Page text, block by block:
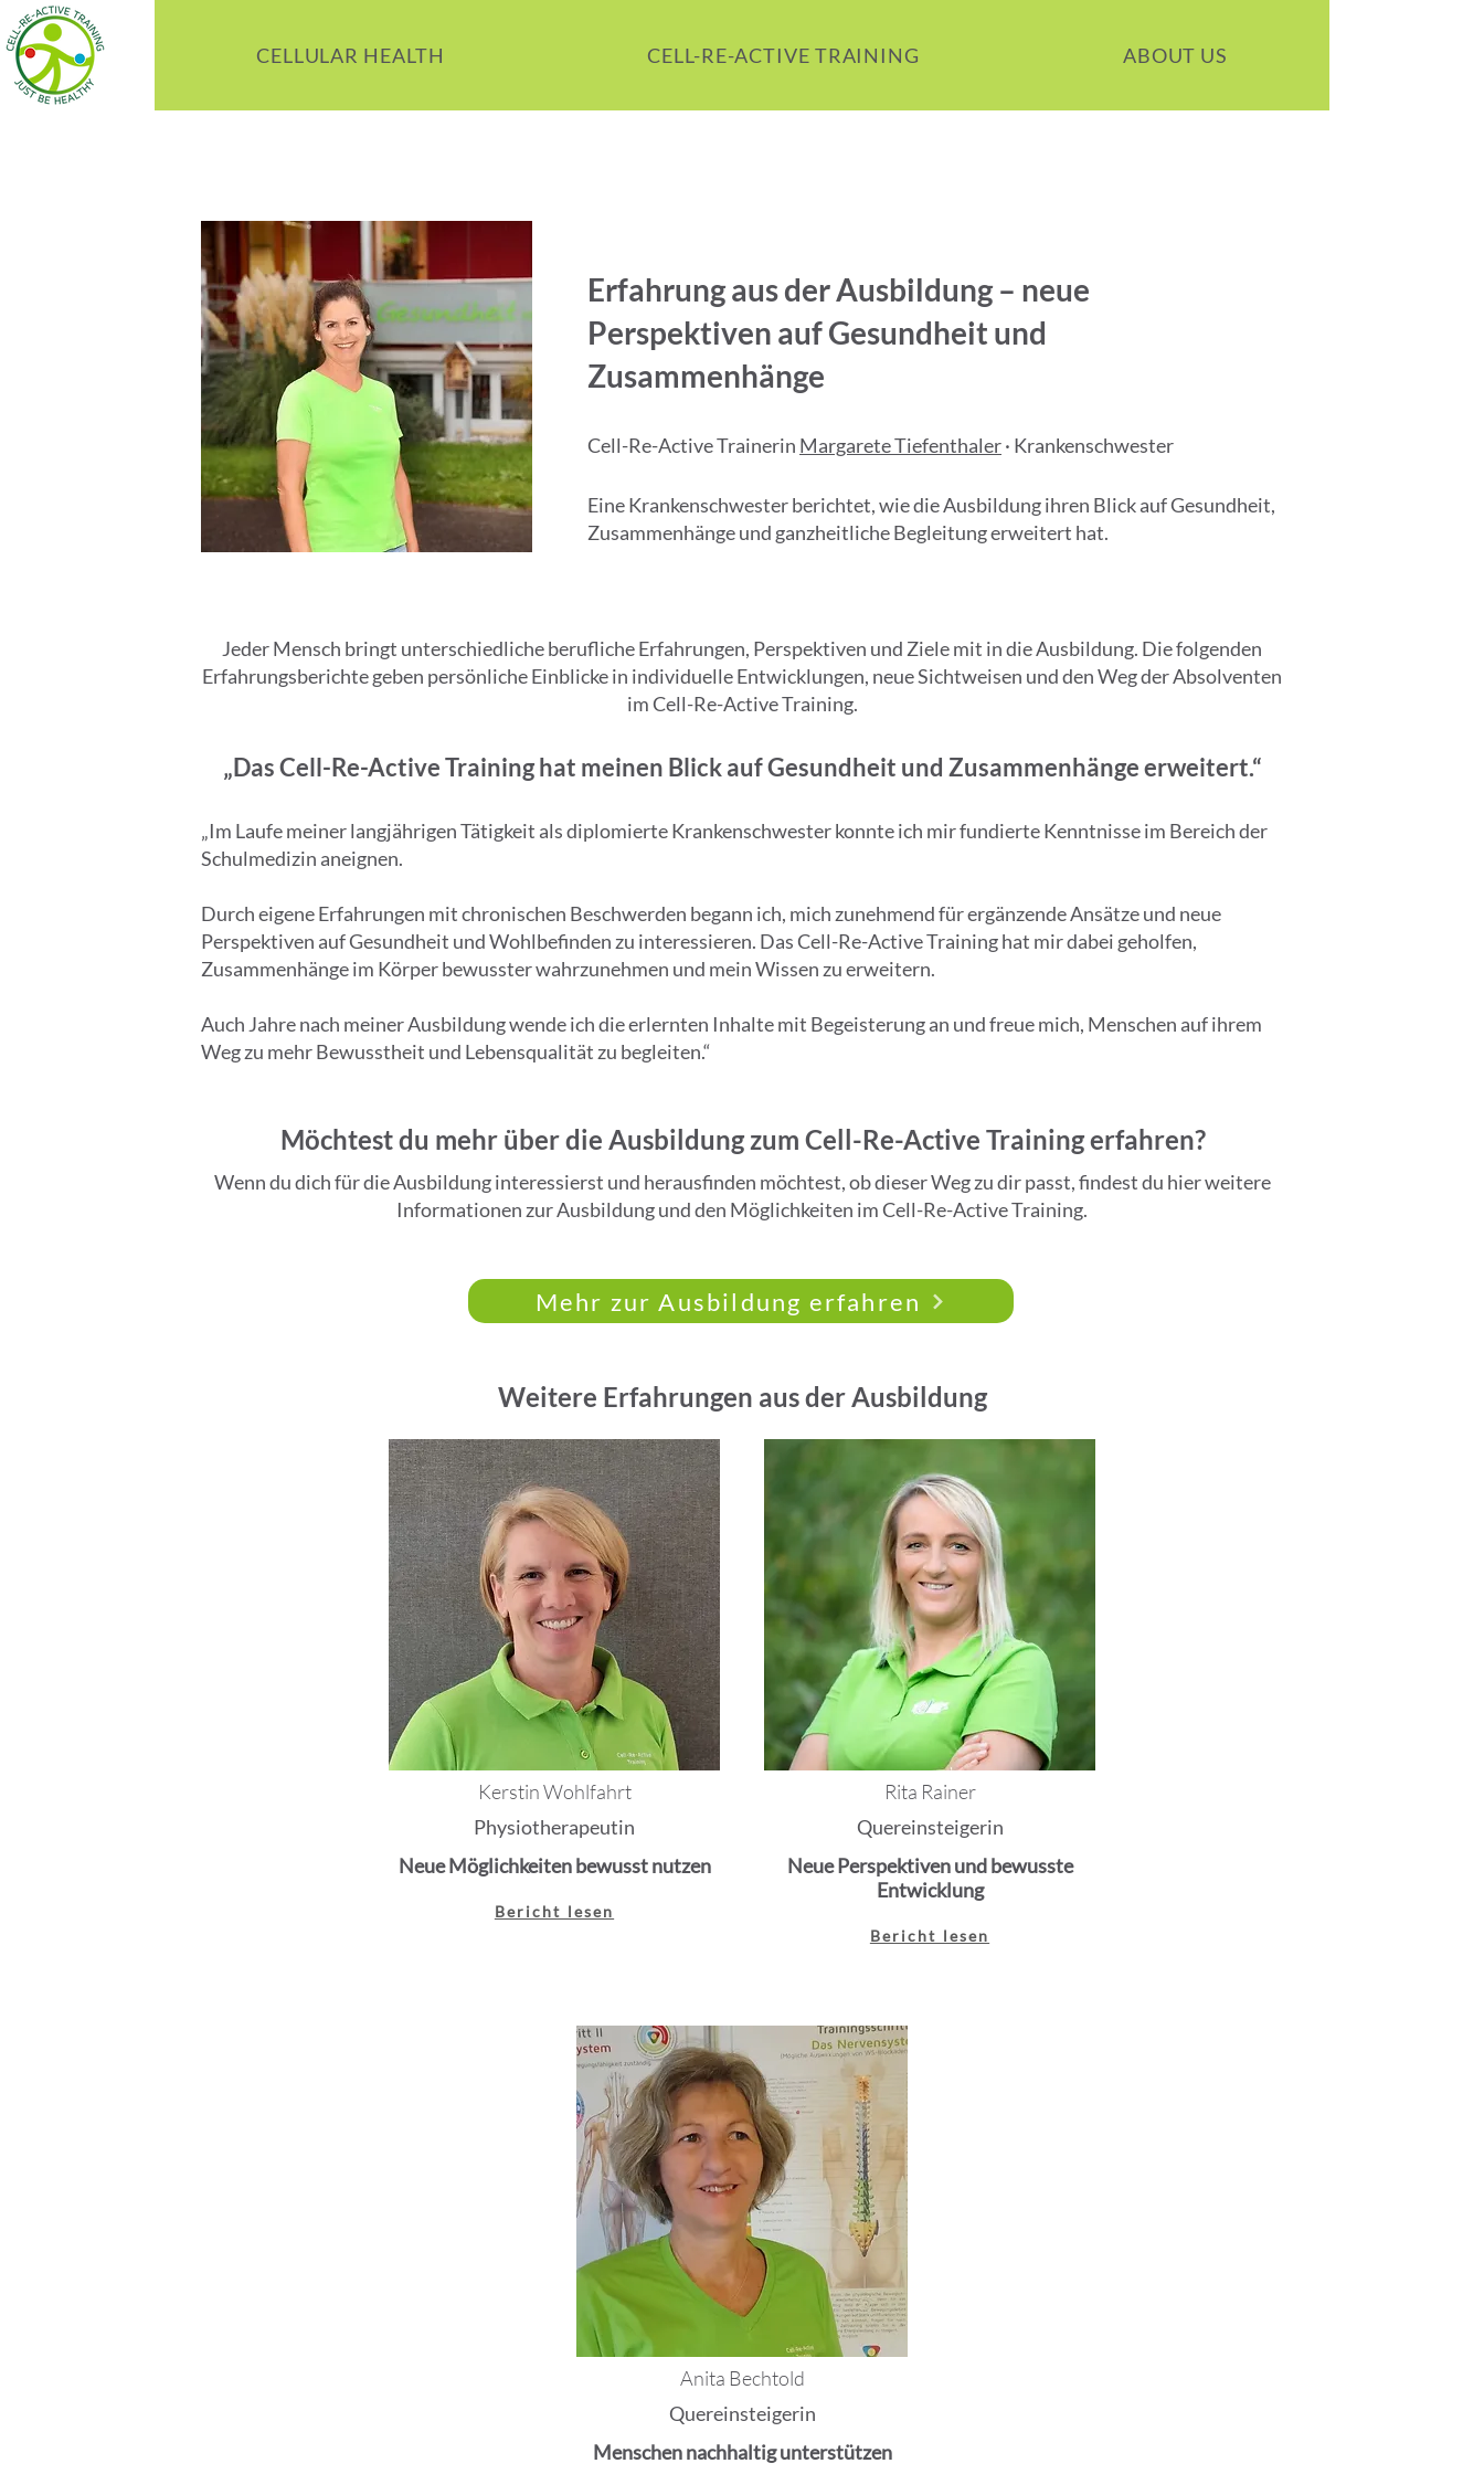
CELLULAR HEALTH CELL-RE-ACTIVE TRAINING ABOUT US
Erfahrung aus der Ausbildung – neue
Perspektiven auf Gesundheit und
Zusammenhänge
Cell-Re-Active Trainerin Margarete Tiefenthaler· Krankenschwester
Eine Krankenschwester berichtet, wie die Ausbildung ihren Blick auf Gesundheit,
Zusammenhänge und ganzheitliche Begleitung erweitert hat.
Jeder Mensch bringt unterschiedliche berufliche Erfahrungen, Perspektiven und Ziele mit in die Ausbildung. Die folgenden
Erfahrungsberichte geben persönliche Einblicke in individuelle Entwicklungen, neue Sichtweisen und den Weg der Absolventen
im Cell-Re-Active Training.
„Das Cell-Re-Active Training hat meinen Blick auf Gesundheit und Zusammenhänge erweitert.“
„Im Laufe meiner langjährigen Tätigkeit als diplomierte Krankenschwester konnte ich mir fundierte Kenntnisse im Bereich der
Schulmedizin aneignen.
Durch eigene Erfahrungen mit chronischen Beschwerden begann ich, mich zunehmend für ergänzende Ansätze und neue
Perspektiven auf Gesundheit und Wohlbefinden zu interessieren. Das Cell-Re-Active Training hat mir dabei geholfen,
Zusammenhänge im Körper bewusster wahrzunehmen und mein Wissen zu erweitern.
Auch Jahre nach meiner Ausbildung wende ich die erlernten Inhalte mit Begeisterung an und freue mich, Menschen auf ihrem
Weg zu mehr Bewusstheit und Lebensqualität zu begleiten.“
Möchtest du mehr über die Ausbildung zum Cell-Re-Active Training erfahren?
Wenn du dich für die Ausbildung interessierst und herausfinden möchtest, ob dieser Weg zu dir passt, findest du hier weitere
Informationen zur Ausbildung und den Möglichkeiten im Cell-Re-Active Training.
Mehr zur Ausbildung erfahren
Weitere Erfahrungen aus der Ausbildung
Kerstin Wohlfahrt
Physiotherapeutin
Neue Möglichkeiten bewusst nutzen
Bericht lesen
Rita Rainer
Quereinsteigerin
Neue Perspektiven und bewusste
Entwicklung
Bericht lesen
Anita Bechtold
Quereinsteigerin
Menschen nachhaltig unterstützen